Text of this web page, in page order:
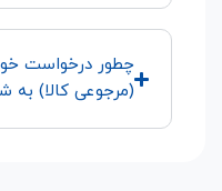
چطور درخواست خود
(مرجوعی کالا) به